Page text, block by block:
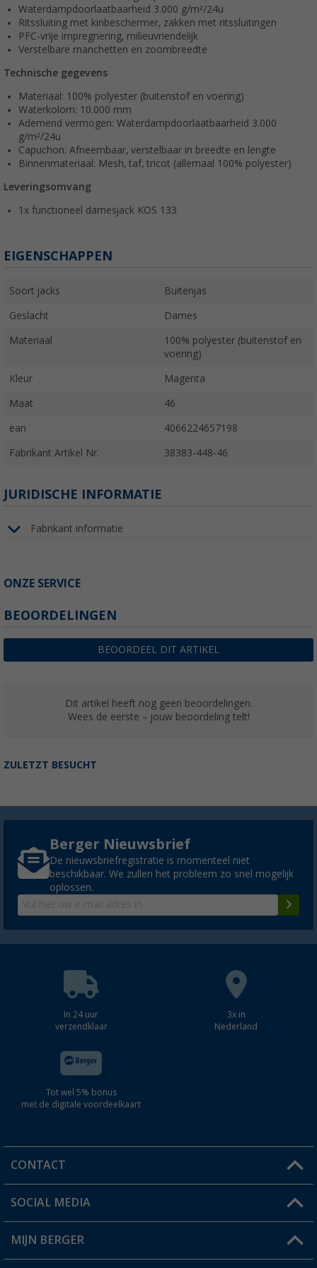
Waterdampdoorlaatbaarheid 3.000 g/m²/24u
Ritssluiting met kinbeschermer, zakken met ritssluitingen
PFC-vrije impregnering, milieuvriendelijk
Verstelbare manchetten en zoombreedte
Technische gegevens
Materiaal: 100% polyester (buitenstof en voering)
Waterkolom: 10.000 mm
Ademend vermogen: Waterdampdoorlaatbaarheid 3.000
g/m²/24u
Capuchon: Afneembaar, verstelbaar in breedte en lengte
Binnenmateriaal: Mesh, taf, tricot (allemaal 100% polyester)
Leveringsomvang
1x functioneel damesjack KOS 133
EIGENSCHAPPEN
Soort jacks Buitenjas
Geslacht Dames
Materiaal
100% polyester (buitenstof en
voering)
Kleur Magenta
Maat 46
ean 4066224657198
Fabrikant Artikel Nr. 38383-448-46
JURIDISCHE INFORMATIE
Fabrikant informatie
ONZE SERVICE
BEOORDELINGEN
BEOORDEEL DIT ARTIKEL
Dit artikel heeft nog geen beoordelingen.
Wees de eerste – jouw beoordeling telt!
ZULETZT BESUCHT
Berger Nieuwsbrief
De nieuwsbriefregistratie is momenteel niet
beschikbaar. We zullen het probleem zo snel mogelijk
oplossen.
In 24 uur
verzendklaar
3x in
Nederland
Tot wel 5% bonus
met de digitale voordeelkaart
CONTACT
Een vraag?
Winkel vinden
SOCIAL MEDIA
MIJN BERGER